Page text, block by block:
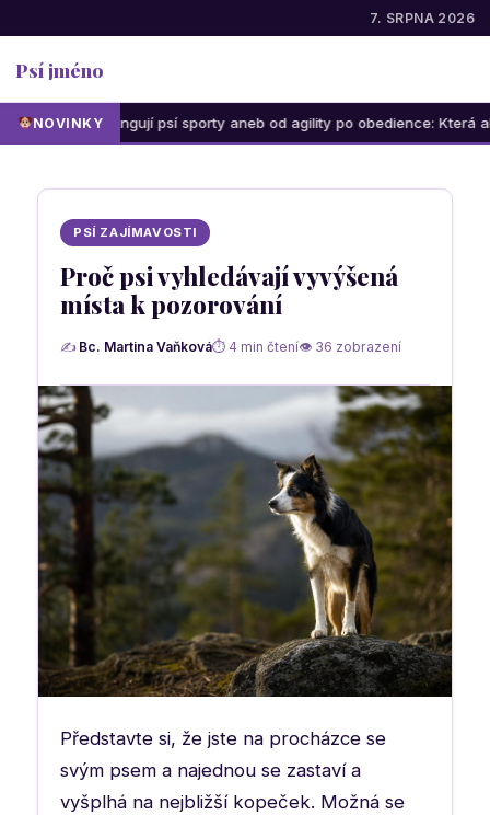
7. SRPNA 2026
Psí jméno
NOVINKY
Jak fungují psí sporty aneb od agility po obedience: Která aktivita
PSÍ ZAJÍMAVOSTI
Proč psi vyhledávají vyvýšená
místa k pozorování
✍ Bc. Martina Vaňková⏱ 4 min čtení👁 36 zobrazení
Představte si, že jste na procházce se
svým psem a najednou se zastaví a
vyšplhá na nejbližší kopeček. Možná se